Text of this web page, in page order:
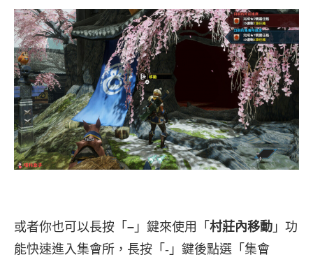
或者你也可以長按「 – 」鍵來使用「 村莊內移動 」功
能快速進入集會所，長按「-」鍵後點選「集會